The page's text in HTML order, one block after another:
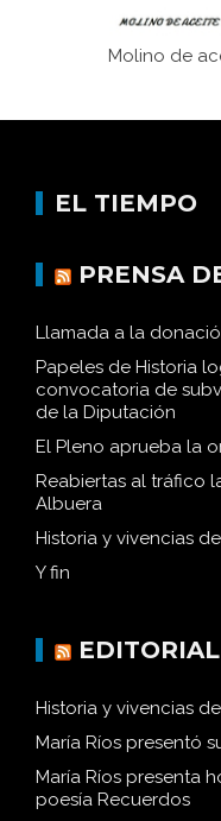
Molino de
EL TIEMPO
PRENSA
Llamada a la
Papeles de Historia
convocatoria de
de la Diputación
El Pleno aprueba la
Reabiertas al tráfico
Albuera
Historia y vivencias
Y fin
Historia y vivencias
María Ríos presentó
María Ríos presenta
poesía Recuerdos